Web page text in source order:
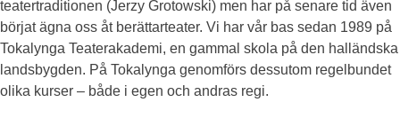
teatertraditionen (Jerzy Grotowski) men har på senare tid även
börjat ägna oss åt berättarteater. Vi har vår bas sedan 1989 på
Tokalynga Teaterakademi, en gammal skola på den halländska
landsbygden. På Tokalynga genomförs dessutom regelbundet
olika kurser – både i egen och andras regi.